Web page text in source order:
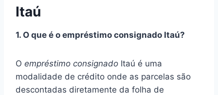
Itaú
1. O que é o empréstimo consignado Itaú?
O empréstimo consignado Itaú é uma
modalidade de crédito onde as parcelas são
descontadas diretamente da folha de